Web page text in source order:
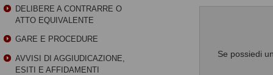
Se possiedi
DELIBERE A CONTRARRE O
ATTO EQUIVALENTE
GARE E PROCEDURE
AVVISI DI AGGIUDICAZIONE,
ESITI E AFFIDAMENTI